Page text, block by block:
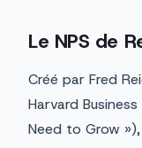
Le NPS de
Créé par Fred
Harvard
Need to Grow